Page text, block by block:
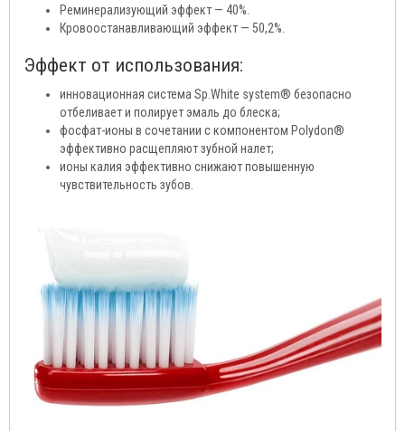
Реминерализующий эффект — 40%.
Кровоостанавливающий эффект — 50,2%.
Эффект от использования:
инновационная система Sp.White system® безопасно
отбеливает и полирует эмаль до блеска;
фосфат-ионы в сочетании с компонентом Polydon®
эффективно расщепляют зубной налет;
ионы калия эффективно снижают повышенную
чувствительность зубов.